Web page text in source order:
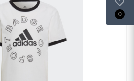
0